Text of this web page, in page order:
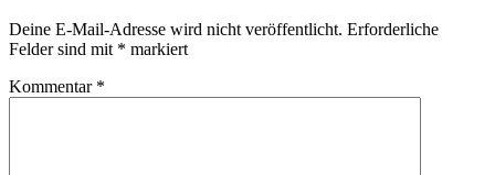
Deine E-Mail-Adresse wird nicht veröffentlicht. Erforderliche
Felder sind mit * markiert
Kommentar *